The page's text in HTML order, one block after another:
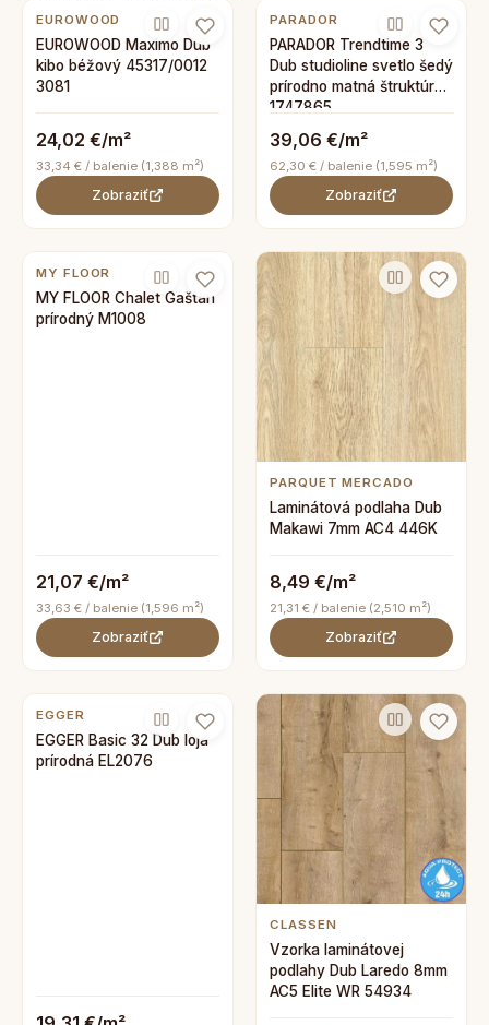
EUROWOOD
EUROWOOD Maximo Dub
kibo béžový 45317/0012
3081
24,02 €/m²
33,34 € / balenie (1,388 m²)
Zobraziť
PARADOR
PARADOR Trendtime 3
Dub studioline svetlo šedý
prírodno matná štruktúra
1747865
39,06 €/m²
62,30 € / balenie (1,595 m²)
Zobraziť
MY FLOOR
MY FLOOR Chalet Gaštan
prírodný M1008
21,07 €/m²
33,63 € / balenie (1,596 m²)
Zobraziť
PARQUET MERCADO
Laminátová podlaha Dub
Makawi 7mm AC4 446K
8,49 €/m²
21,31 € / balenie (2,510 m²)
Zobraziť
EGGER
EGGER Basic 32 Dub loja
prírodná EL2076
CLASSEN
Vzorka laminátovej
podlahy Dub Laredo 8mm
AC5 Elite WR 54934